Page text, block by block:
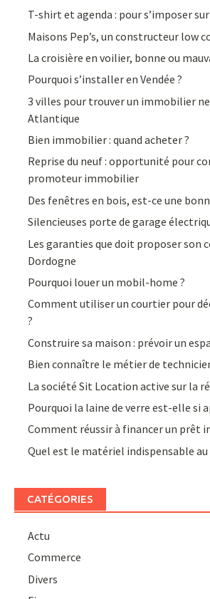
T-shirt et agenda : pour s’imposer
Maisons Pep’s, un constructeur low
La croisière en voilier, bonne ou
Pourquoi s’installer en Vendée ?
3 villes pour trouver un immobilier
Atlantique
Bien immobilier : quand acheter ?
Reprise du neuf : opportunité pour
promoteur immobilier
Des fenêtres en bois, est-ce une
Silencieuses porte de garage
Les garanties que doit proposer son
Dordogne
Pourquoi louer un mobil-home ?
Comment utiliser un courtier pour
?
Construire sa maison : prévoir un
Bien connaître le métier de
La société Sit Location active sur la
Pourquoi la laine de verre est-elle si
Comment réussir à financer un prêt
Quel est le matériel indispensable
CATÉGORIES
Actu
Commerce
Divers